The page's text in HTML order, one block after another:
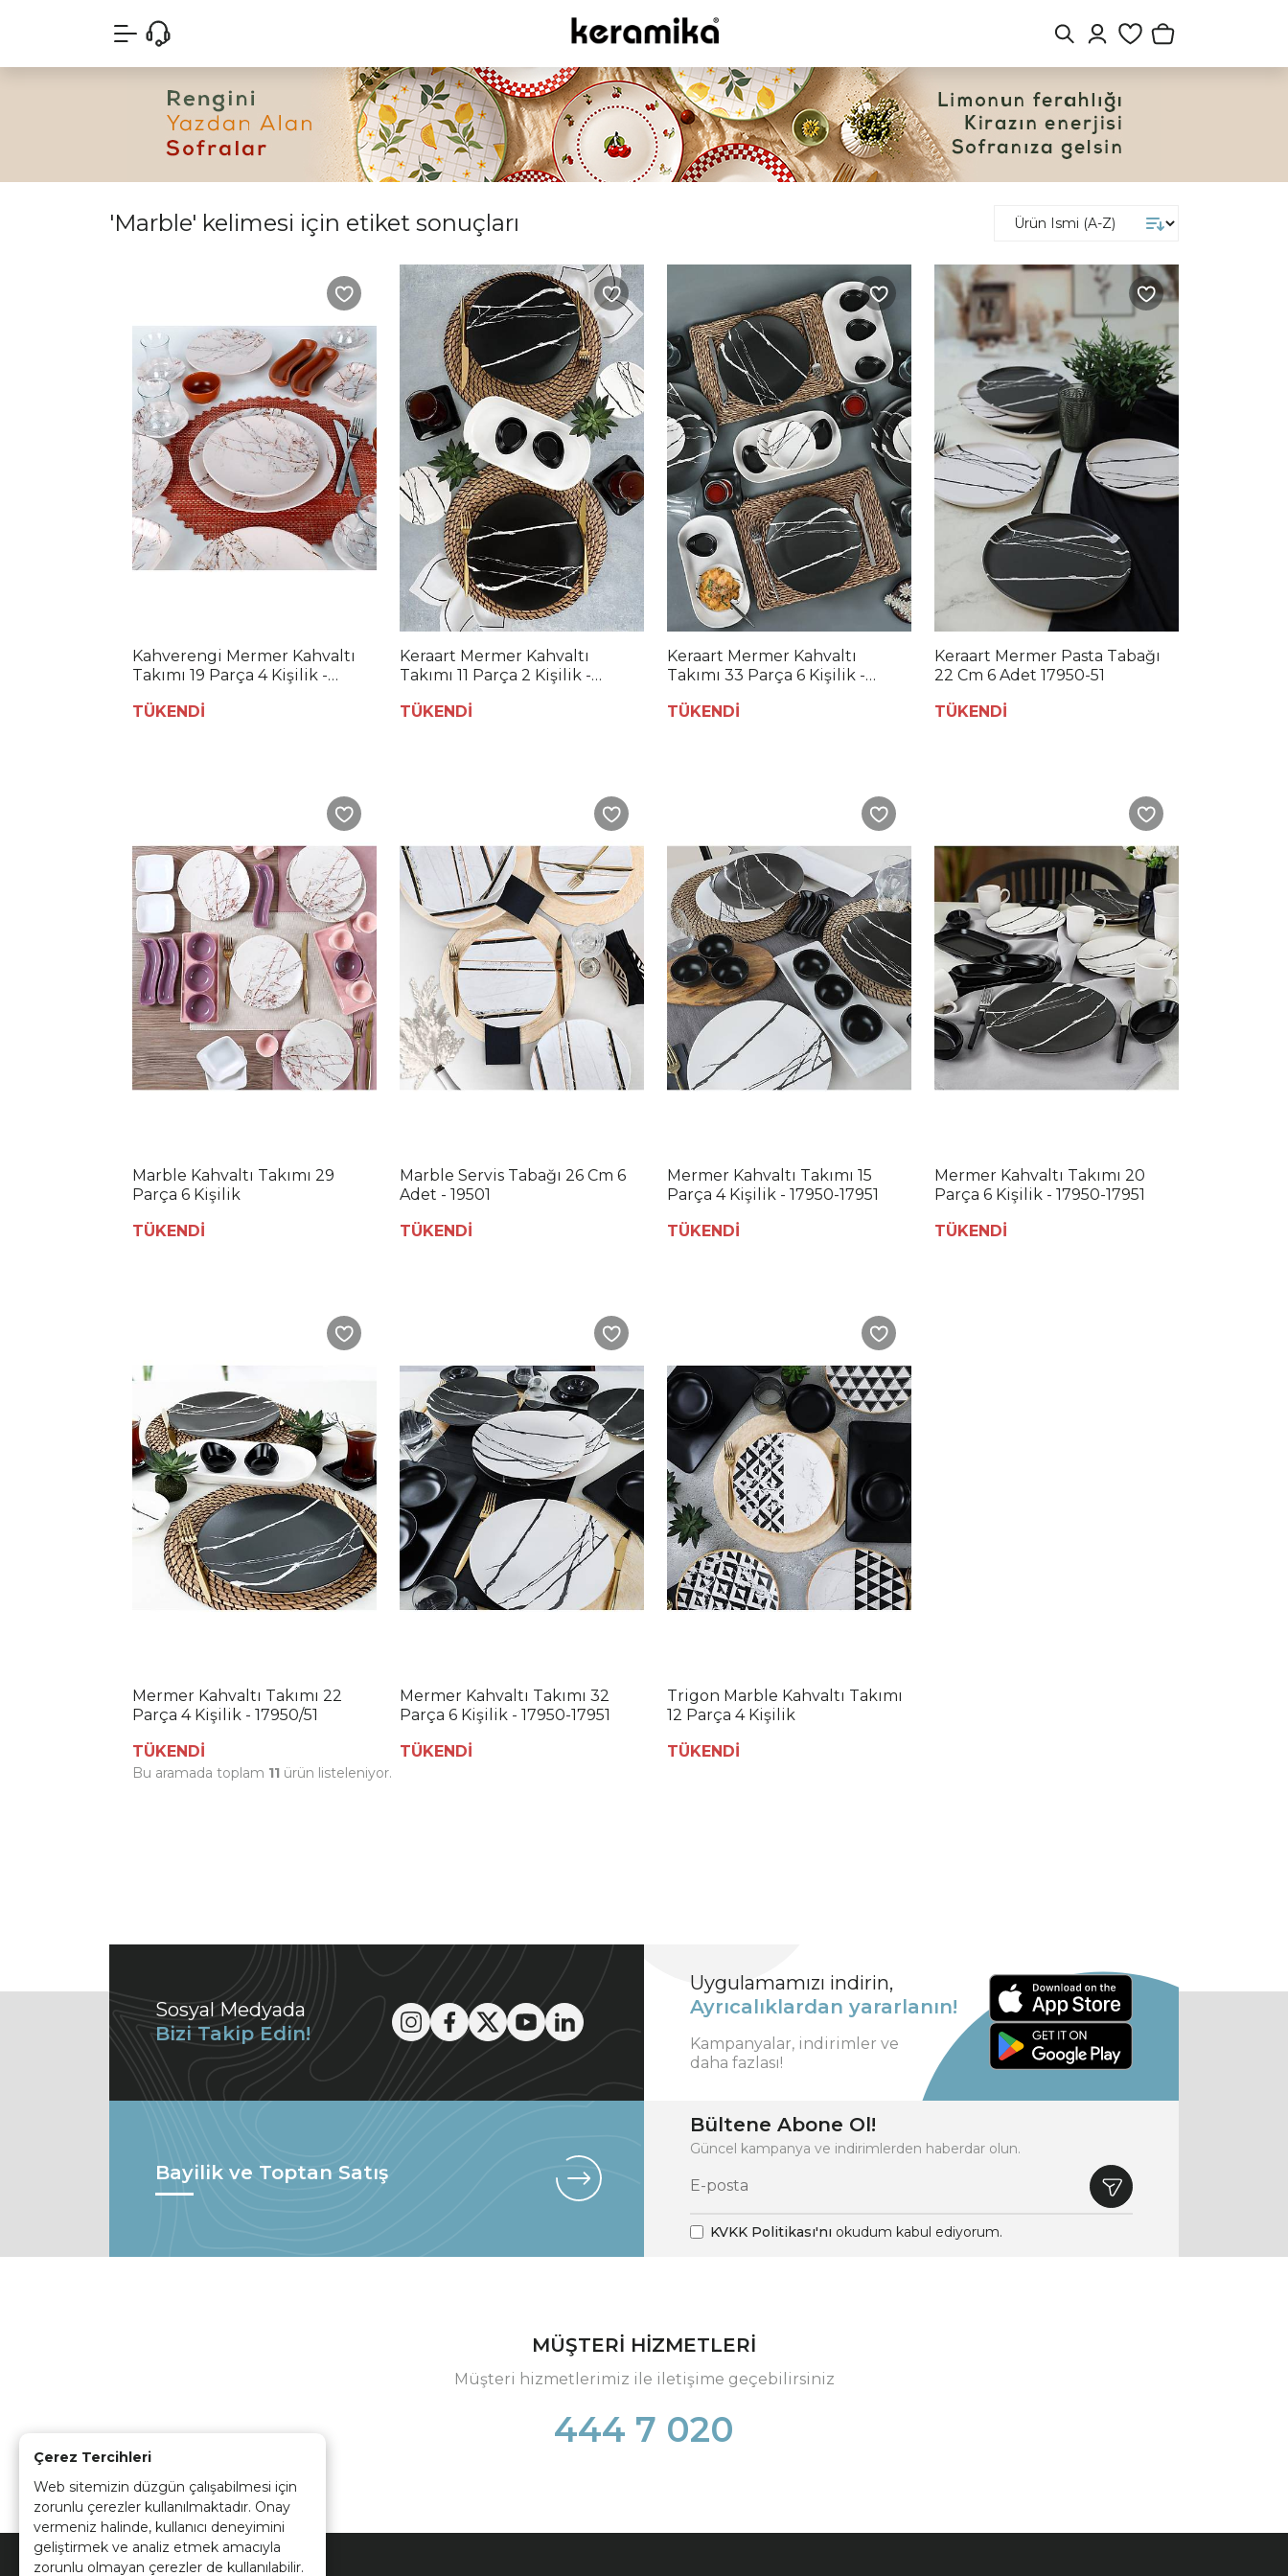
Çerez Tercihleri
Web sitemizin düzgün çalışabilmesi için
zorunlu çerezler kullanılmaktadır. Onay
vermeniz halinde, kullanıcı deneyimini
geliştirmek ve analiz etmek amacıyla
zorunlu olmayan çerezler de kullanılabilir.
'Marble' kelimesi için etiket sonuçları
Kahverengi Mermer Kahvaltı
Takımı 19 Parça 4 Kişilik -
TÜKENDİ
Keraart Mermer Kahvaltı
Takımı 11 Parça 2 Kişilik -
TÜKENDİ
Keraart Mermer Kahvaltı
Takımı 33 Parça 6 Kişilik -
TÜKENDİ
Keraart Mermer Pasta Tabağı
22 Cm 6 Adet 17950-51
TÜKENDİ
Marble Kahvaltı Takımı 29
Parça 6 Kişilik
TÜKENDİ
Marble Servis Tabağı 26 Cm 6
Adet - 19501
TÜKENDİ
Mermer Kahvaltı Takımı 15
Parça 4 Kişilik - 17950-17951
TÜKENDİ
Mermer Kahvaltı Takımı 20
Parça 6 Kişilik - 17950-17951
TÜKENDİ
Mermer Kahvaltı Takımı 22
Parça 4 Kişilik - 17950/51
TÜKENDİ
Mermer Kahvaltı Takımı 32
Parça 6 Kişilik - 17950-17951
TÜKENDİ
Trigon Marble Kahvaltı Takımı
12 Parça 4 Kişilik
TÜKENDİ
Bu aramada toplam 11 ürün listeleniyor.
Sosyal Medyada
Bizi Takip Edin!
Uygulamamızı indirin,
Ayrıcalıklardan yararlanın!
Kampanyalar, indirimler ve
daha fazlası!
Bayilik ve Toptan Satış
Bültene Abone Ol!
Güncel kampanya ve indirimlerden haberdar olun.
KVKK Politikası'nı okudum kabul ediyorum.
MÜŞTERİ HİZMETLERİ
Müşteri hizmetlerimiz ile iletişime geçebilirsiniz
444 7 020